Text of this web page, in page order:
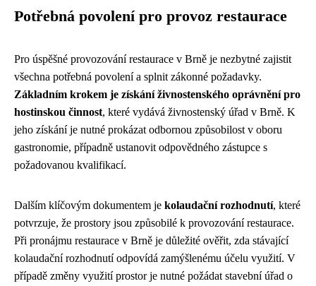
Potřebná povolení pro provoz restaurace
Pro úspěšné provozování restaurace v Brně je nezbytné zajistit
všechna potřebná povolení a splnit zákonné požadavky.
Základním krokem je získání živnostenského oprávnění pro
hostinskou činnost, které vydává živnostenský úřad v Brně. K
jeho získání je nutné prokázat odbornou způsobilost v oboru
gastronomie, případně ustanovit odpovědného zástupce s
požadovanou kvalifikací.
Dalším klíčovým dokumentem je kolaudační rozhodnutí, které
potvrzuje, že prostory jsou způsobilé k provozování restaurace.
Při pronájmu restaurace v Brně je důležité ověřit, zda stávající
kolaudační rozhodnutí odpovídá zamýšlenému účelu využití. V
případě změny využití prostor je nutné požádat stavební úřad o